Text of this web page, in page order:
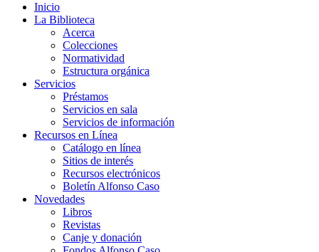
Inicio
La Biblioteca
Acerca
Colecciones
Normatividad
Estructura orgánica
Servicios
Préstamos
Servicios en sala
Servicios de información
Recursos en Línea
Catálogo en línea
Sitios de interés
Recursos electrónicos
Boletín Alfonso Caso
Novedades
Libros
Revistas
Canje y donación